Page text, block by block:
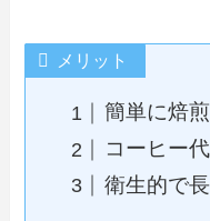
メリット
簡単に焙
コーヒー
衛生的で